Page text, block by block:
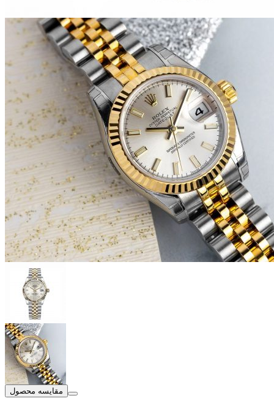
مقایسه محصول